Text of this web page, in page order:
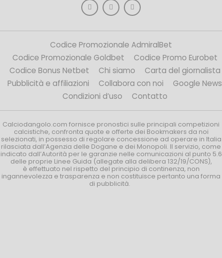
Codice Promozionale AdmiralBet
Codice Promozionale Goldbet
Codice Promo Eurobet
Codice Bonus Netbet
Chi siamo
Carta del giornalista
Pubblicità e affiliazioni
Collabora con noi
Google News
Condizioni d’uso
Contatto
Calciodangolo.com fornisce pronostici sulle principali competizioni
calcistiche, confronta quote e offerte dei Bookmakers da noi
selezionati, in possesso di regolare concessione ad operare in Italia
rilasciata dall’Agenzia delle Dogane e dei Monopoli. Il servizio, come
indicato dall’Autorità per le garanzie nelle comunicazioni al punto 5.6
delle proprie Linee Guida (allegate alla delibera 132/19/CONS),
è effettuato nel rispetto del principio di continenza, non
ingannevolezza e trasparenza e non costituisce pertanto una forma
di pubblicità.